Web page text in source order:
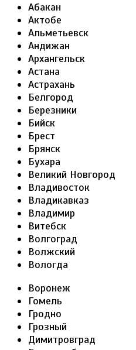
Абакан
Актобе
Альметьевск
Андижан
Архангельск
Астана
Астрахань
Белгород
Березники
Бийск
Брест
Брянск
Бухара
Великий Новгород
Владивосток
Владикавказ
Владимир
Витебск
Волгоград
Волжский
Вологда
Воронеж
Гомель
Гродно
Грозный
Димитровград